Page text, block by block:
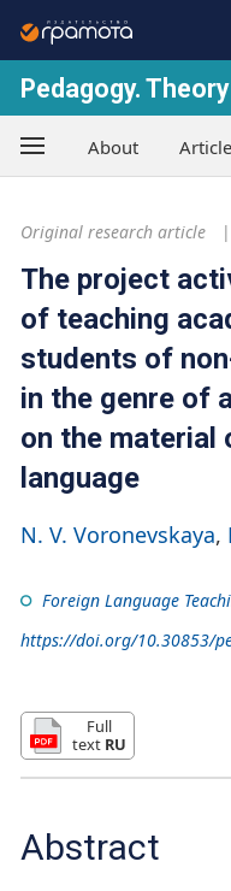
Pedagogy.
About
Original research article
The project
of teaching
students of
in the genre of
on the material
language
N. V. Voronevskaya
Foreign Language
https://doi.org/10.30853/
Full
text RU
Abstract